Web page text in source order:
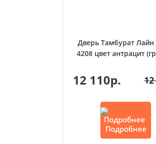
Дверь Тамбурат
4208 цвет антрацит
12 110р.
Подробнее